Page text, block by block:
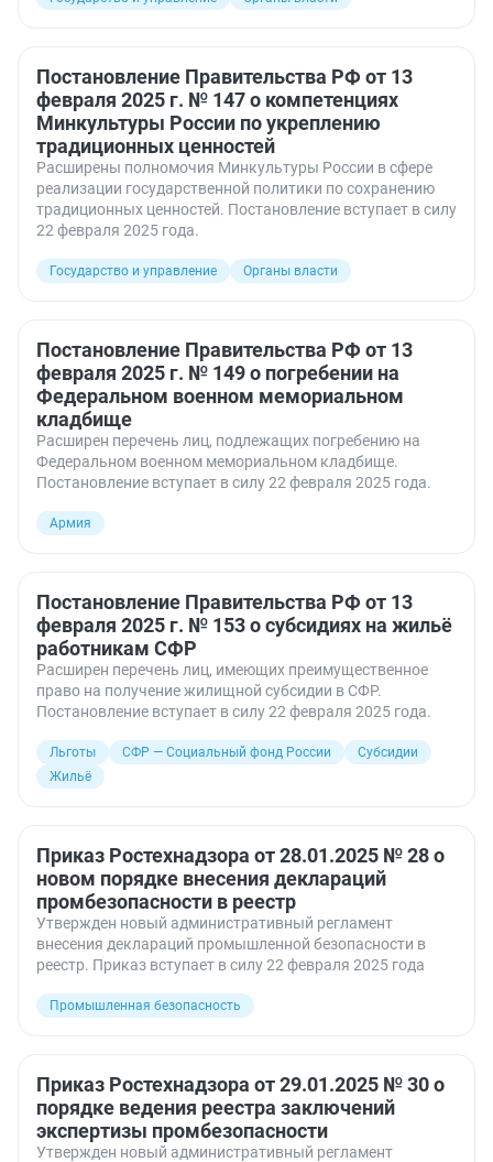
Постановление Правительства РФ от 13
февраля 2025 г. № 147 о компетенциях
Минкультуры России по укреплению
традиционных ценностей
Расширены полномочия Минкультуры России в сфере
реализации государственной политики по сохранению
традиционных ценностей. Постановление вступает в силу
22 февраля 2025 года.
Государство и управление Органы власти
Постановление Правительства РФ от 13
февраля 2025 г. № 149 о погребении на
Федеральном военном мемориальном
кладбище
Расширен перечень лиц, подлежащих погребению на
Федеральном военном мемориальном кладбище.
Постановление вступает в силу 22 февраля 2025 года.
Армия
Постановление Правительства РФ от 13
февраля 2025 г. № 153 о субсидиях на жильё
работникам СФР
Расширен перечень лиц, имеющих преимущественное
право на получение жилищной субсидии в СФР.
Постановление вступает в силу 22 февраля 2025 года.
Льготы СФР — Социальный фонд России
Субсидии
Жильё
Приказ Ростехнадзора от 28.01.2025 № 28 о
новом порядке внесения деклараций
промбезопасности в реестр
Утвержден новый административный регламент
внесения деклараций промышленной безопасности в
реестр. Приказ вступает в силу 22 февраля 2025 года
Промышленная безопасность
Приказ Ростехнадзора от 29.01.2025 № 30 о
порядке ведения реестра заключений
экспертизы промбезопасности
Утвержден новый административный регламент